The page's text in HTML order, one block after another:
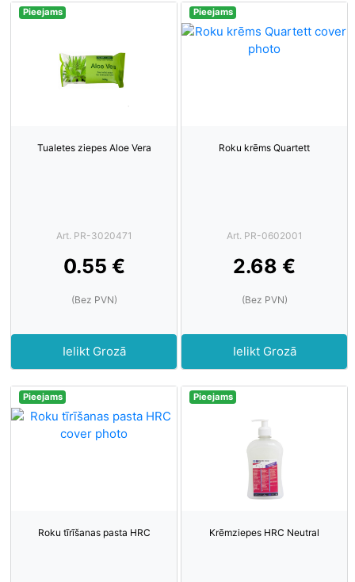
Pieejams
Tualetes ziepes Aloe Vera
Art. PR-3020471
0.55 €
(Bez PVN)
Ielikt Grozā
Pieejams
Roku krēms Quartett
Art. PR-0602001
2.68 €
(Bez PVN)
Ielikt Grozā
Pieejams
Roku tīrīšanas pasta HRC
Pieejams
Krēmziepes HRC Neutral